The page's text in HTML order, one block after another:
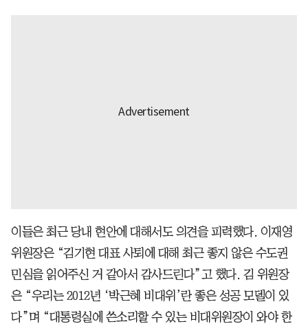
이들은 최근 당내 현안에 대해서도 의견을 피력했다. 이재영
위원장은 “김기현 대표 사퇴에 대해 최근 좋지 않은 수도권
민심을 읽어주신 거 같아서 감사드린다”고 했다. 김 위원장
은 “우리는 2012년 ‘박근혜 비대위’란 좋은 성공 모델이 있
다”며 “대통령실에 쓴소리할 수 있는 비대위원장이 와야 한